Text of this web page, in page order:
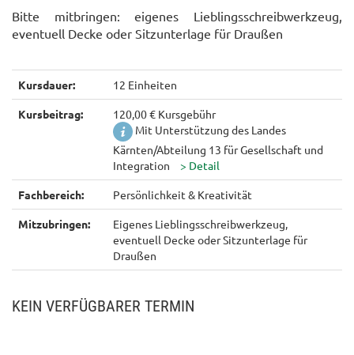
Bitte mitbringen: eigenes Lieblingsschreibwerkzeug,
eventuell Decke oder Sitzunterlage für Draußen
Kursdauer: 12 Einheiten
Kursbeitrag:
120,00 € Kursgebühr
Mit Unterstützung des Landes
Kärnten/Abteilung 13 für Gesellschaft und
Integration
Fachbereich: Persönlichkeit & Kreativität
Mitzubringen:
Eigenes Lieblingsschreibwerkzeug,
eventuell Decke oder Sitzunterlage für
Draußen
KEIN VERFÜGBARER TERMIN